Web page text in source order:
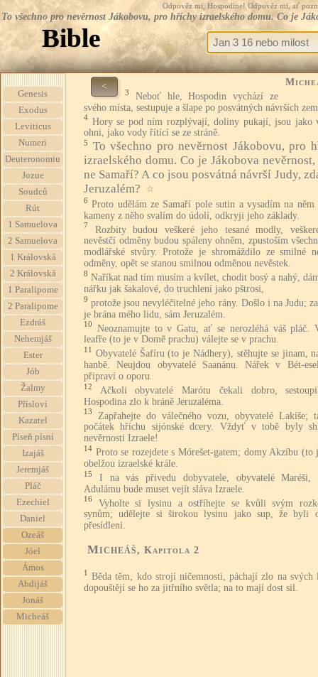
Odpověz mi, Hospodine! Odpověz mi, ať
To všechno pro nevěrnost Jákobovu, pro hříchy izraelského domu. Co je
Bible
Genesis
Exodus
Leviticus
Numeri
Deuteronomiu
Jozue
Soudců
Rút
1 Samuelova
2 Samuelova
1 Královská
2 Královská
1 Paralipome
2 Paralipome
Ezdráš
Nehemjáš
Ester
Jób
Žalmy
Přísloví
Kazatel
Píseň písní
Izajáš
Jeremjáš
Pláč
Ezechiel
Daniel
Ozeáš
Jóel
Ámos
Abdijáš
Jonáš
Micheáš
<
3
Neboť hle, Hospodin vychází ze
svého místa, sestupuje a šlape po posvátných návrších
4 Hory se pod ním rozplývají, doliny pukají, jsou jako
ohni, jako vody řítící se ze stráně.
5
To všechno pro nevěrnost Jákobovu, pro
izraelského domu. Co je Jákobova
ne Samaří? A co jsou posvátná návrší Judy,
Jeruzalém?
☆
6 Proto udělám ze Samaří pole sutin a vysadím na
kameny z něho svalím do údolí, odkryji jeho základy.
7
Rozbity budou veškeré jeho tesané modly,
nevěstčí odměny budou spáleny ohněm, zpustoším
modlářské stvůry. Protože je shromáždilo ze smilné
odměny, opět se stanou smilnou odměnou nevěstek.
8 Naříkat nad tím musím a kvílet, chodit bosý a nahý,
nářku jak šakalové, do truchlení jako pštrosi,
9 protože jsou nevyléčitelné jeho rány. Došlo i na Judu;
je brána mého lidu, sám Jeruzalém.
10
Neoznamujte to v Gatu, ať se nerozléhá váš pláč.
leafře (to je v Domě prachu) válejte se v prachu.
11
Obyvatelé Šafíru (to je Nádhery), stěhujte se jinam,
hanbě. Neujdou obyvatelé Saanánu. Nářek v Bét-
připraví o oporu.
12
Ačkoli obyvatelé Marótu čekali dobro,
Hospodina zlo k bráně Jeruzaléma.
13
Zapřahejte do válečného vozu, obyvatelé Lakíše;
počátek hříchu sijónské dcery. Vždyť v tobě byly
nevěrnosti Izraele!
14 Proto se rozejdete s Mórešet-gatem; domy Akzíbu
obelžou izraelské krále.
15
I na vás přivedu dobyvatele, obyvatelé Maréši,
Adulámu bude muset vejít sláva Izraele.
16
Vyholte si lysinu a ostříhejte se kvůli svým
synům; udělejte si širokou lysinu jako sup, že byli
přesídleni.
Micheáš, Kapitola 2
1
Běda těm, kdo strojí ničemnosti, páchají zlo na svých
dopouštějí se ho za jitřního světla; na to mají dost sil.